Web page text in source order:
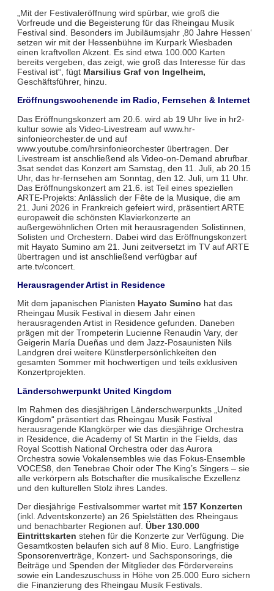
„Mit der Festivaleröffnung wird spürbar, wie groß die
Vorfreude und die Begeisterung für das Rheingau Musik
Festival sind. Besonders im Jubiläumsjahr ‚80 Jahre Hessen‘
setzen wir mit der Hessenbühne im Kurpark Wiesbaden
einen kraftvollen Akzent. Es sind etwa 100.000 Karten
bereits vergeben, das zeigt, wie groß das Interesse für das
Festival ist“, fügt Marsilius Graf von Ingelheim,
Geschäftsführer, hinzu.
Eröffnungswochenende im Radio, Fernsehen & Internet
Das Eröffnungskonzert am 20.6. wird ab 19 Uhr live in hr2-
kultur sowie als Video-Livestream auf www.hr-
sinfonieorchester.de und auf
www.youtube.com/hrsinfonieorchester übertragen. Der
Livestream ist anschließend als Video-on-Demand abrufbar.
3sat sendet das Konzert am Samstag, den 11. Juli, ab 20.15
Uhr, das hr-fernsehen am Sonntag, den 12. Juli, um 11 Uhr.
Das Eröffnungskonzert am 21.6. ist Teil eines speziellen
ARTE-Projekts: Anlässlich der Fête de la Musique, die am
21. Juni 2026 in Frankreich gefeiert wird, präsentiert ARTE
europaweit die schönsten Klavierkonzerte an
außergewöhnlichen Orten mit herausragenden Solistinnen,
Solisten und Orchestern. Dabei wird das Eröffnungskonzert
mit Hayato Sumino am 21. Juni zeitversetzt im TV auf ARTE
übertragen und ist anschließend verfügbar auf
arte.tv/concert.
Herausragender Artist in Residence
Mit dem japanischen Pianisten Hayato Sumino hat das
Rheingau Musik Festival in diesem Jahr einen
herausragenden Artist in Residence gefunden. Daneben
prägen mit der Trompeterin Lucienne Renaudin Vary, der
Geigerin María Dueñas und dem Jazz-Posaunisten Nils
Landgren drei weitere Künstlerpersönlichkeiten den
gesamten Sommer mit hochwertigen und teils exklusiven
Konzertprojekten.
Länderschwerpunkt United Kingdom
Im Rahmen des diesjährigen Länderschwerpunkts „United
Kingdom“ präsentiert das Rheingau Musik Festival
herausragende Klangkörper wie das diesjährige Orchestra
in Residence, die Academy of St Martin in the Fields, das
Royal Scottish National Orchestra oder das Aurora
Orchestra sowie Vokalensembles wie das Fokus-Ensemble
VOCES8, den Tenebrae Choir oder The King’s Singers – sie
alle verkörpern als Botschafter die musikalische Exzellenz
und den kulturellen Stolz ihres Landes.
Der diesjährige Festivalsommer wartet mit 157 Konzerten
(inkl. Adventskonzerte) an 26 Spielstätten des Rheingaus
und benachbarter Regionen auf. Über 130.000
Eintrittskarten stehen für die Konzerte zur Verfügung. Die
Gesamtkosten belaufen sich auf 8 Mio. Euro. Langfristige
Sponsorenverträge, Konzert- und Sachsponsorings, die
Beiträge und Spenden der Mitglieder des Fördervereins
sowie ein Landeszuschuss in Höhe von 25.000 Euro sichern
die Finanzierung des Rheingau Musik Festivals.